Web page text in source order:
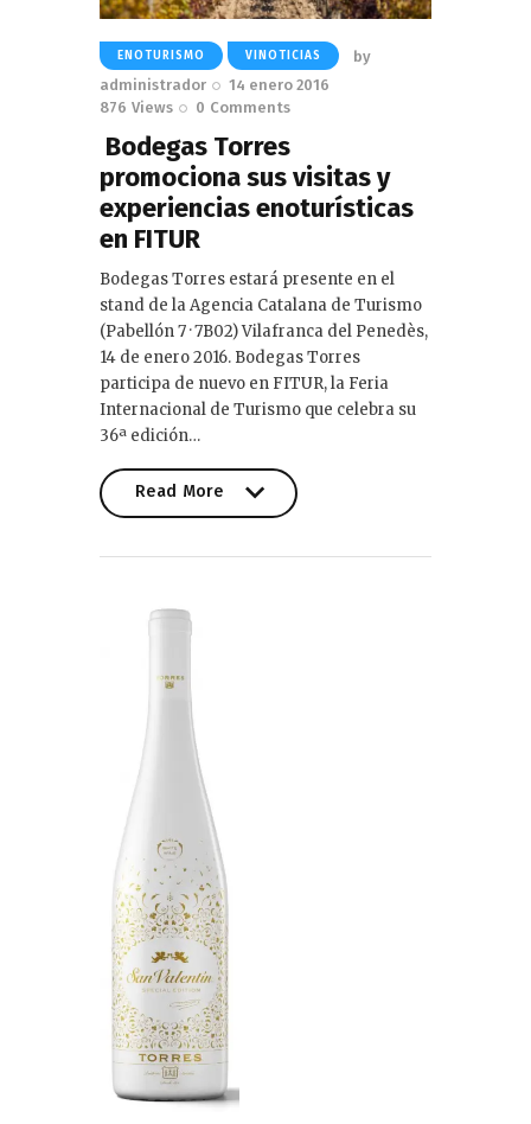
ENOTURISMO VINOTICIAS
by
administrador
14 enero 2016
876 Views 0 Comments
Bodegas Torres
promociona sus visitas y
experiencias enoturísticas
en FITUR
Bodegas Torres estará presente en el
stand de la Agencia Catalana de Turismo
(Pabellón 7 · 7B02) Vilafranca del Penedès,
14 de enero 2016. Bodegas Torres
participa de nuevo en FITUR, la Feria
Internacional de Turismo que celebra su
36ª edición…
Read More